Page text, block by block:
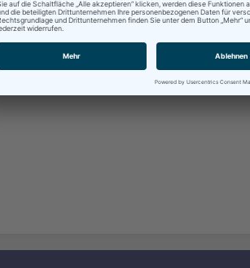
STADTVERTRETUNG
FEUERWEHR